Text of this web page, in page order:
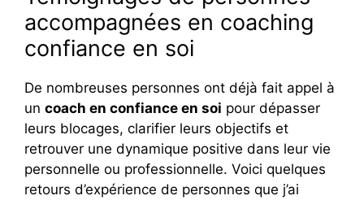
accompagnées en coaching
confiance en soi
De nombreuses personnes ont déjà fait appel à
un coach en confiance en soi pour dépasser
leurs blocages, clarifier leurs objectifs et
retrouver une dynamique positive dans leur vie
personnelle ou professionnelle. Voici quelques
retours d’expérience de personnes que j’ai